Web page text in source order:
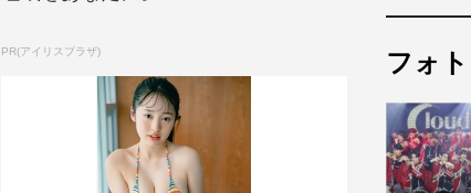
PR(アイリスプラザ) フォ